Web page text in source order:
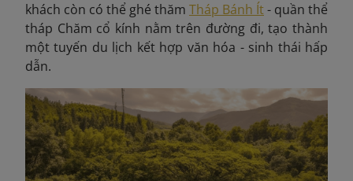
khách còn có thể ghé thăm Tháp Bánh Ít- quần thể
tháp Chăm cổ kính nằm trên đường đi, tạo thành
một tuyến du lịch kết hợp văn hóa - sinh thái hấp
dẫn.